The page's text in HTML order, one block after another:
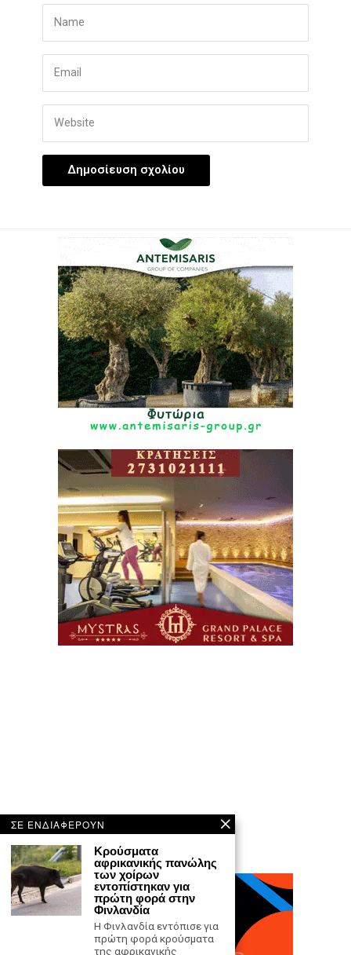
ΣΕ ΕΝΔΙΑΦΕΡΟΥΝ
Κρούσματα
αφρικανικής πανώλης
των χοίρων
εντοπίστηκαν για
πρώτη φορά στην
Φινλανδία
Η Φινλανδία εντόπισε για
πρώτη φορά κρούσματα
της αφρικανικής